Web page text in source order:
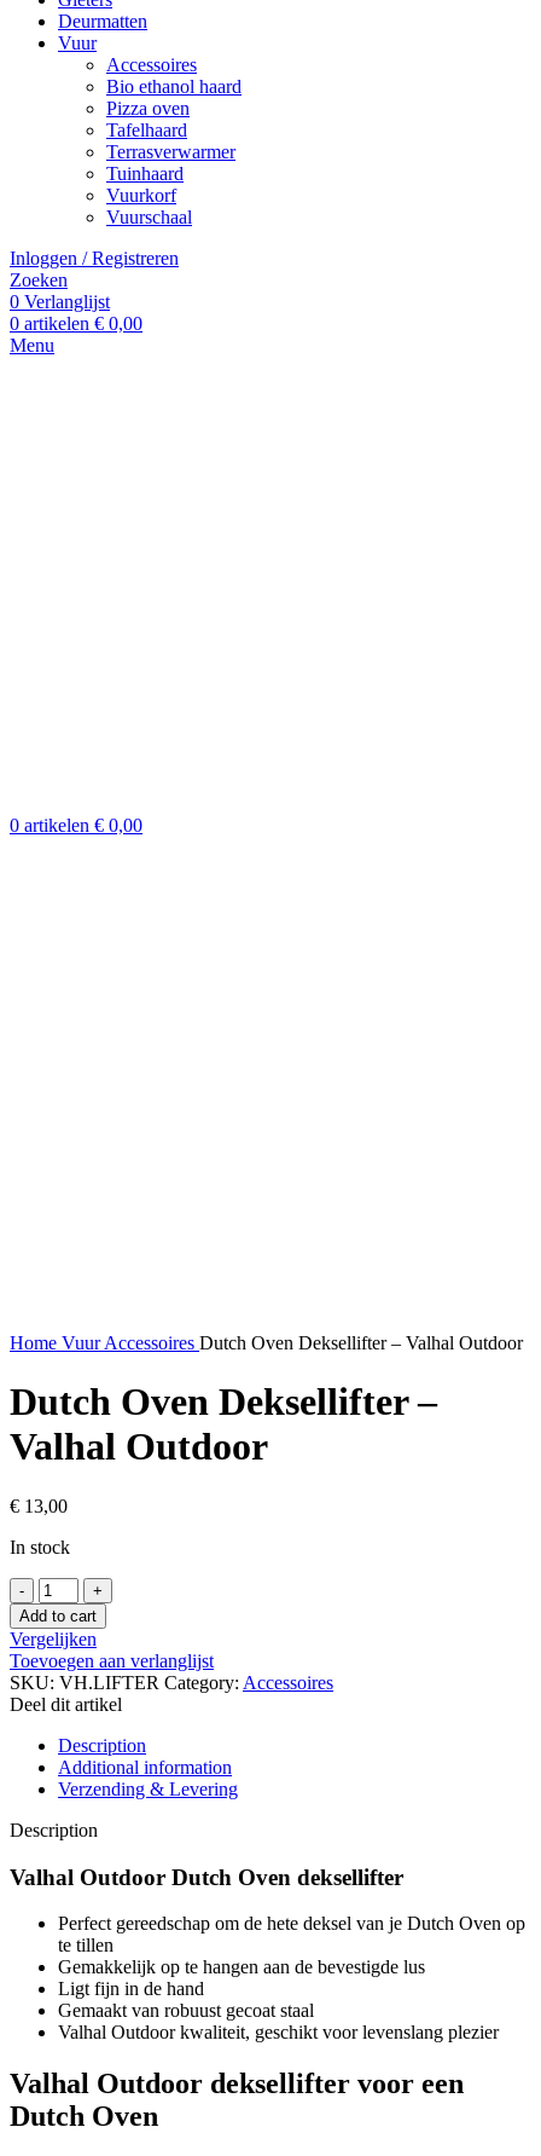
Deurmatten
Vuur
Accessoires
Bio ethanol haard
Pizza oven
Tafelhaard
Terrasverwarmer
Tuinhaard
Vuurkorf
Vuurschaal
Inloggen / Registreren
Zoeken
0 Verlanglijst
0 artikelen € 0,00
Menu
0 artikelen € 0,00
Home VuurAccessoires Dutch Oven Deksellifter – Valhal Outdoor
Dutch Oven Deksellifter –
Valhal Outdoor
€ 13,00
In stock
Dutch
Oven
Deksellifter
-
Valhal
Outdoor
quantity
Add to cart
Vergelijken
Toevoegen aan verlanglijst
SKU: VH.LIFTER Category: Accessoires
Deel dit artikel
Description
Additional information
Verzending & Levering
Description
Valhal Outdoor Dutch Oven deksellifter
Perfect gereedschap om de hete deksel van je Dutch Oven op
te tillen
Gemakkelijk op te hangen aan de bevestigde lus
Ligt fijn in de hand
Gemaakt van robuust gecoat staal
Valhal Outdoor kwaliteit, geschikt voor levenslang plezier
Valhal Outdoor deksellifter voor een
Dutch Oven